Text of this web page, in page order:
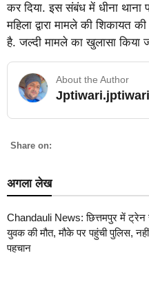
कर दिया. इस संबंध में धीना थाना
महिला द्वारा मामले की शिकायत
है. जल्दी मामले का खुलासा किया
About the Author
Share on:
अगला लेख
Chandauli News: छित्तमपुर में
युवक की मौत, मौके पर पहुंची पुलिस,
पहचान